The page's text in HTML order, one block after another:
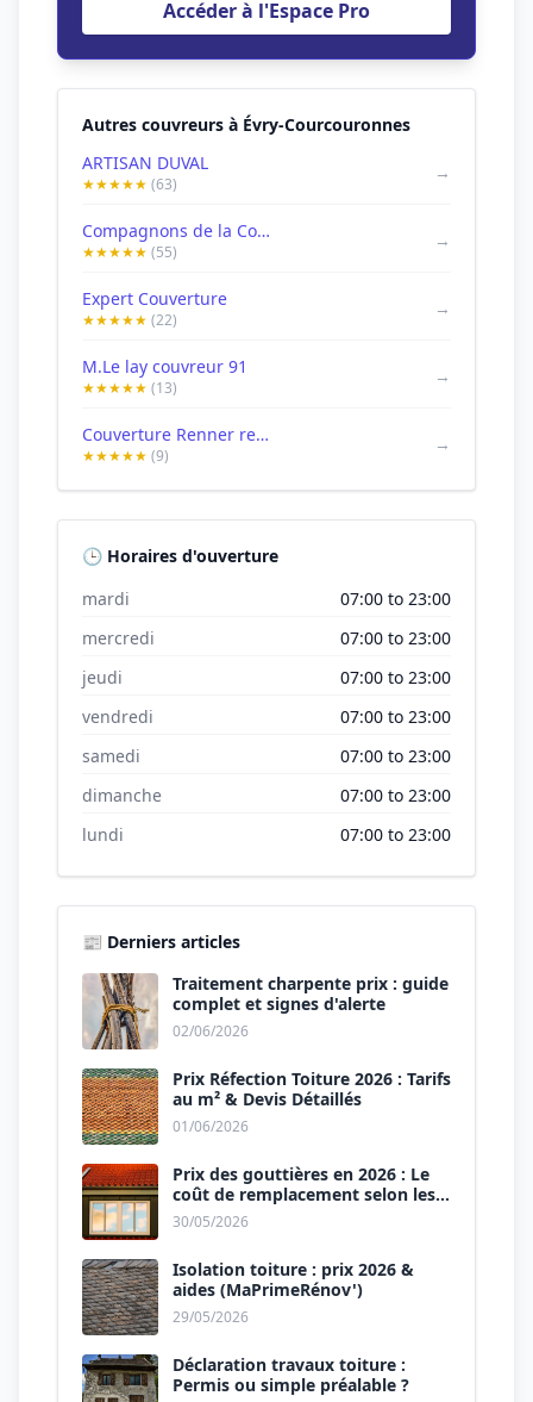
Accéder à l'Espace Pro
Autres couvreurs à Évry-Courcouronnes
ARTISAN DUVAL
★★★★★ (63)
→
Compagnons de la Couverture Cazeneuve 91 Courcouronnes 91 Essonne
★★★★★ (55)
→
Expert Couverture
★★★★★ (22)
→
M.Le lay couvreur 91
★★★★★ (13)
→
Couverture Renner renovation
★★★★★ (9)
→
🕒 Horaires d'ouverture
mardi
07:00 to 23:00
mercredi
07:00 to 23:00
jeudi
07:00 to 23:00
vendredi
07:00 to 23:00
samedi
07:00 to 23:00
dimanche
07:00 to 23:00
lundi
07:00 to 23:00
📰 Derniers articles
Traitement charpente prix : guide
complet et signes d'alerte
02/06/2026
Prix Réfection Toiture 2026 : Tarifs
au m² & Devis Détaillés
01/06/2026
Prix des gouttières en 2026 : Le
coût de remplacement selon les
matériaux
30/05/2026
Isolation toiture : prix 2026 &
aides (MaPrimeRénov')
29/05/2026
Déclaration travaux toiture :
Permis ou simple préalable ?